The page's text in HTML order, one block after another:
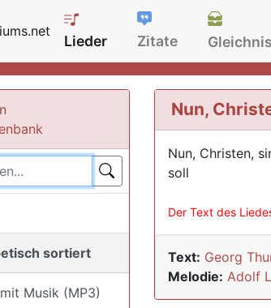
Lieder Zitate
sortiert
Musik (MP3)
Nun,
Nun, Christen,
soll
Der Text des
Text: Georg
Melodie: Adolf